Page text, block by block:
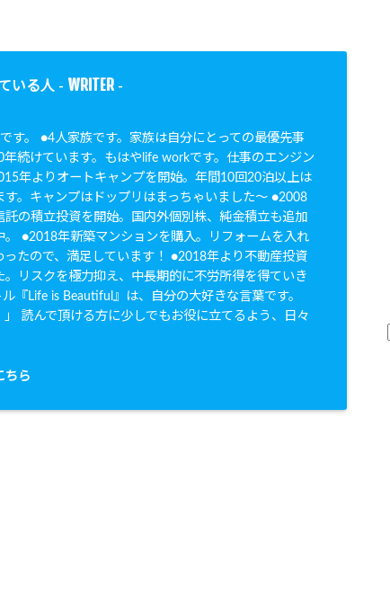
いる人 - WRITER -
す。 ●4人家族です。家族は自分にとっての最優先事
続けています。もはやlife workです。仕事のエンジン
年よりオートキャンプを開始。年間10回20泊以上は
す。キャンプはドップリはまっちゃいました〜 ●2008
の積立投資を開始。国内外個別株、純金積立も追加
。 ●2018年新築マンションを購入。リフォームを入れ
ったので、満足しています！ ●2018年より不動産投資
。リスクを極力抑え、中長期的に不労所得を得ていき
『Life is Beautiful』は、自分の大好きな言葉です。
」 読んで頂ける方に少しでもお役に立てるよう、日々
ちら